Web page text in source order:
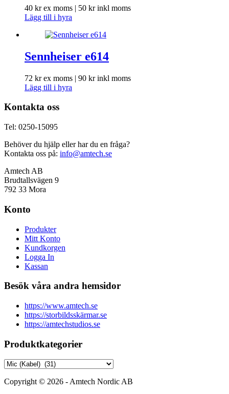
40 krex moms | 50 krinkl moms
Lägg till i hyra
Sennheiser e614
72 krex moms | 90 krinkl moms
Lägg till i hyra
Kontakta oss
Tel: 0250-15095
Behöver du hjälp eller har du en fråga?
Kontakta oss på: info@amtech.se
Amtech AB
Brudtallsvägen 9
792 33 Mora
Konto
Produkter
Mitt Konto
Kundkorgen
Logga In
Kassan
Besök våra andra hemsidor
https://www.amtech.se
https://storbildsskärmar.se
https://amtechstudios.se
Produktkategorier
Copyright © 2026 - Amtech Nordic AB